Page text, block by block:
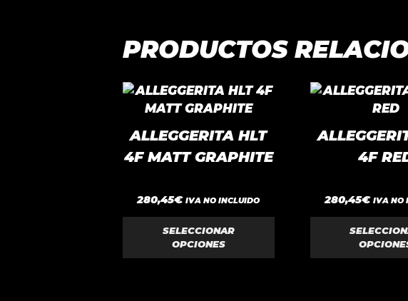
PRODUCTOS
ALLEGGERITA HLT
4F MATT GRAPHITE
0
d
e
5
280,45€ IVA NO INCLUIDO
SELECCIONAR
OPCIONES
Este
producto
múltiples
variantes.
opciones
se
pueden
4F
0
d
e
5
280,45€ IVA NO
Este
múltiples
variantes.
opciones
se
pueden